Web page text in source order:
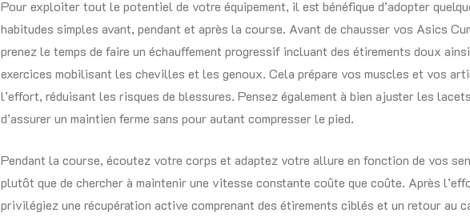
Pour exploiter tout le potentiel de votre équipement, il est bénéfique d’adopter
habitudes simples avant, pendant et après la course. Avant de chausser vos Asics
prenez le temps de faire un échauffement progressif incluant des étirements doux
exercices mobilisant les chevilles et les genoux. Cela prépare vos muscles et vos
l’effort, réduisant les risques de blessures. Pensez également à bien ajuster les
d’assurer un maintien ferme sans pour autant compresser le pied.
Pendant la course, écoutez votre corps et adaptez votre allure en fonction de vos
plutôt que de chercher à maintenir une vitesse constante coûte que coûte. Après
privilégiez une récupération active comprenant des étirements ciblés et un retour au